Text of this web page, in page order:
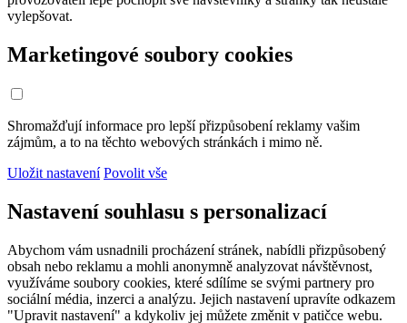
vylepšovat.
Marketingové soubory cookies
Shromažďují informace pro lepší přizpůsobení reklamy vašim
zájmům, a to na těchto webových stránkách i mimo ně.
Uložit nastavení Povolit vše
Nastavení souhlasu s personalizací
Abychom vám usnadnili procházení stránek, nabídli přizpůsobený
obsah nebo reklamu a mohli anonymně analyzovat návštěvnost,
využíváme soubory cookies, které sdílíme se svými partnery pro
sociální média, inzerci a analýzu. Jejich nastavení upravíte odkazem
"Upravit nastavení" a kdykoliv jej můžete změnit v patičce webu.